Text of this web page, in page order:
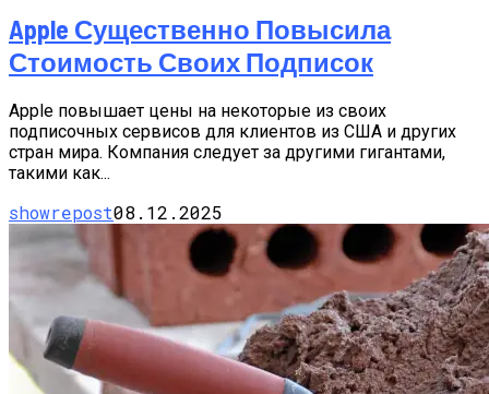
Apple Существенно Повысила
Стоимость Своих Подписок
Apple повышает цены на некоторые из своих
подписочных сервисов для клиентов из США и других
стран мира. Компания следует за другими гигантами,
такими как...
showrepost08.12.2025